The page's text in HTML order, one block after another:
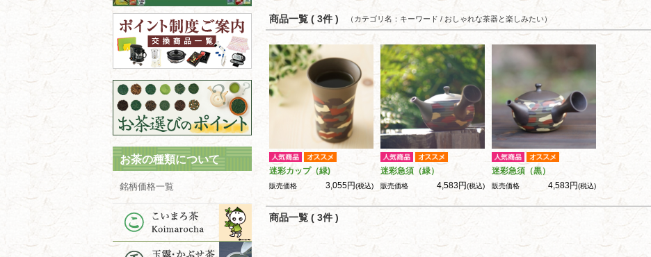
お茶の種類について
銘柄価格一覧
商品一覧 ( 3件 ) （カテゴリ名：キーワード / おしゃれな茶器と楽しみたい）
迷彩カップ（緑)
販売価格 3,055円(税込)
迷彩急須（緑）
販売価格 4,583円(税込)
迷彩急須（黒）
販売価格 4,583円(税込)
商品一覧 ( 3件 )